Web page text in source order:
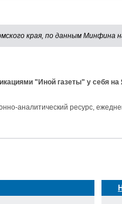
края, по данным Минфина
"Иной газеты" у себя на
аналитический ресурс,